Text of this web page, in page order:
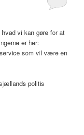
vi kan gøre for at
er her:
som vil være en
politis